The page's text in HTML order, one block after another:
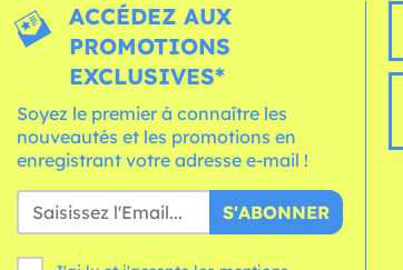
ACCÉDEZ AUX
PROMOTIONS
EXCLUSIVES*
Soyez le premier à connaître les
nouveautés et les promotions en
enregistrant votre adresse e-mail !
S'ABONNER